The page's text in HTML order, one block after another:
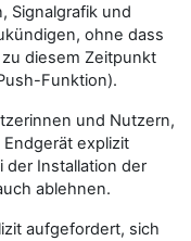
Signalgrafik und
ohne dass
diesem Zeitpunkt
Funktion).
und Nutzern,
explizit
der Installation der
ablehnen.
aufgefordert, sich